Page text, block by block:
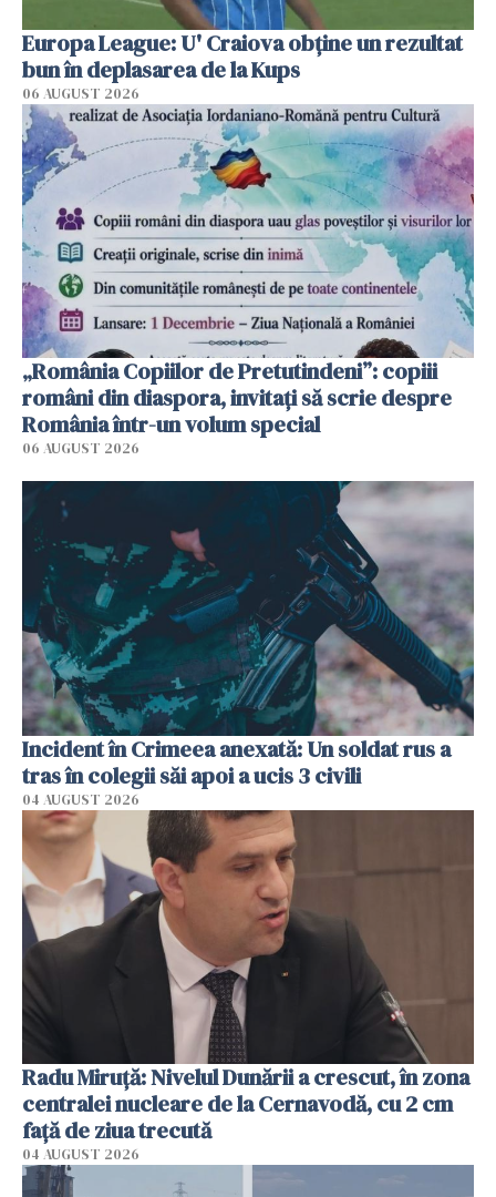
Europa League: U' Craiova obține un rezultat
bun în deplasarea de la Kups
06 AUGUST 2026
„România Copiilor de Pretutindeni”: copiii
români din diaspora, invitați să scrie despre
România într-un volum special
06 AUGUST 2026
Incident în Crimeea anexată: Un soldat rus a
tras în colegii săi apoi a ucis 3 civili
04 AUGUST 2026
Radu Miruţă: Nivelul Dunării a crescut, în zona
centralei nucleare de la Cernavodă, cu 2 cm
faţă de ziua trecută
04 AUGUST 2026